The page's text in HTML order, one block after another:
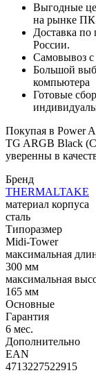
Выгодные
на рынке
Доставка по
России.
Самовывоз с
Большой
компьютера
Готовые
Покупая в Power
TG ARGB Black
уверенны в
Бренд
THERMALTAKE
материал корпуса
сталь
Типоразмер
Midi-Tower
максимальная
300 мм
максимальная
165 мм
Основные
Гарантия
6 мес.
Дополнительно
EAN
4713227522915